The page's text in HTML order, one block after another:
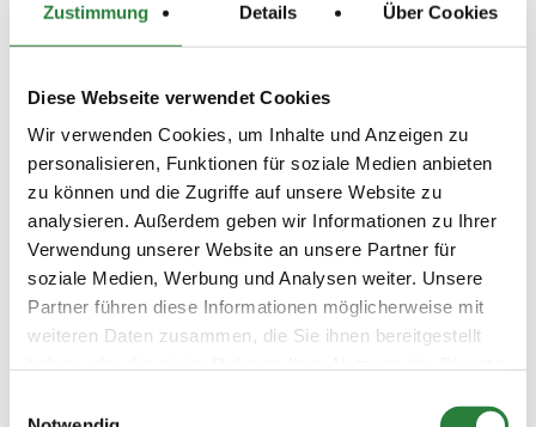
Zustimmung Details Über Cookies
Diese Webseite verwendet Cookies
Wir verwenden Cookies, um Inhalte und Anzeigen zu
personalisieren, Funktionen für soziale Medien anbieten
zu können und die Zugriffe auf unsere Website zu
analysieren. Außerdem geben wir Informationen zu Ihrer
Verwendung unserer Website an unsere Partner für
soziale Medien, Werbung und Analysen weiter. Unsere
Partner führen diese Informationen möglicherweise mit
weiteren Daten zusammen, die Sie ihnen bereitgestellt
Ausschreibungsänderung
Children Springen
Dateigröße
Format
PDF
Bankverbindung 08.07.2026
Dateigröße
17,62 KB
Format
PDF
Einteilung Boxen 14.07.2026
Dateigröße